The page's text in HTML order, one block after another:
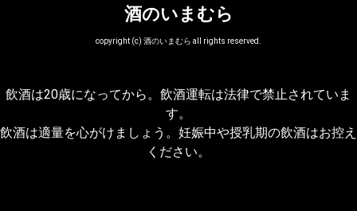
酒のいまむら
copyright (c) 酒のいまむら all rights reserved.
飲酒は20歳になってから。飲酒運転は法律で禁止されていま
す。
飲酒は適量を心がけましょう。妊娠中や授乳期の飲酒はお控え
ください。